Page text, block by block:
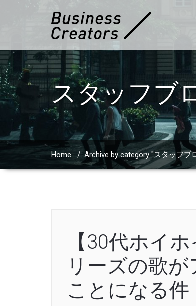
スタッフブ
Home / Archive by category "スタッフブ
【30代ホイ
リーズの歌
ことになる件